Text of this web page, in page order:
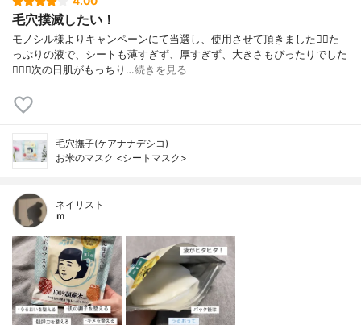
毛穴撲滅したい！
モノシル様よりキャンペーンにて当選し、使用させて頂きました🙇‍♀️た
っぷりの液で、シートも薄すぎず、厚すぎず、大きさもぴったりでした
🙆🏻‍♀️次の日肌がもっちり…続きを見る
毛穴撫子(ケアナナデシコ)
お米のマスク <シートマスク>
ネイリスト
ｍ